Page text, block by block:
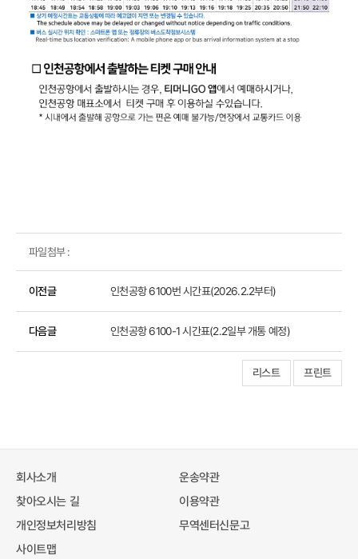
파일첨부 :
이전글 인천공항 6100번 시간표(2026.2.2부터)
다음글 인천공항 6100-1 시간표(2.2일부 개통 예정)
리스트 프린트
회사소개
운송약관
찾아오시는 길
이용약관
개인정보처리방침
무역센터신문고
사이트맵